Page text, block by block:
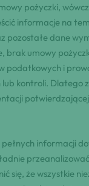
pożyczki,
informacje na
pozostałe dane
brak umowy
podatkowych i
kontroli. Dlatego
informacji
się, że wszystkie